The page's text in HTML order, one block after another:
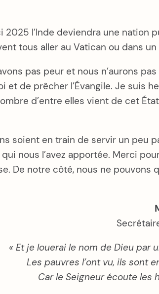
l’Inde deviendra une nation
tous aller au Vatican ou dans
pas peur et nous n’aurons
de prêcher l’Évangile. Je suis
d’entre elles vient de cet
soient en train de servir un peu
nous l’avez apportée. Merci
De notre côté, nous ne
« Et je louerai le nom de Dieu par
Les pauvres l’ont vu, ils sont
Car le Seigneur écoute les